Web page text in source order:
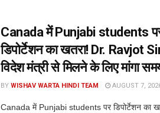
Canada में Punjabi students
डिपोर्टेशन का खतरा! Dr. Ravjot
विदेश मंत्री से मिलने के लिए मांगा
BY WISHAV WARTA HINDI TEAM AUGUST 7,
Canada में Punjabi students पर डिपोर्टेशन का